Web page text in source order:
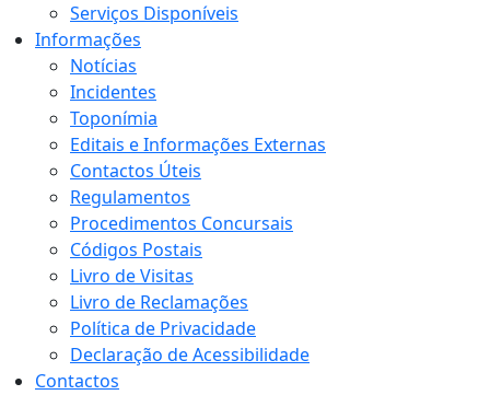
Serviços Disponíveis
Informações
Notícias
Incidentes
Toponímia
Editais e Informações Externas
Contactos Úteis
Regulamentos
Procedimentos Concursais
Códigos Postais
Livro de Visitas
Livro de Reclamações
Política de Privacidade
Declaração de Acessibilidade
Contactos